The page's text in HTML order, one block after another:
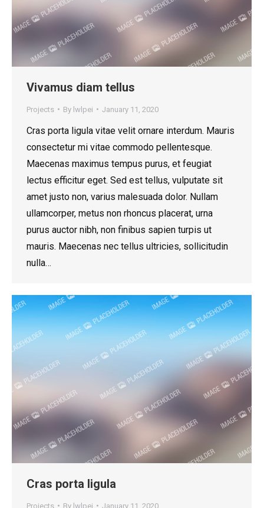
Vivamus diam tellus
Projects By lwlpei January 11, 2020
Cras porta ligula vitae velit ornare interdum. Mauris
consectetur mi vitae commodo pellentesque.
Maecenas maximus tempus purus, et feugiat
lectus efficitur eget. Sed est tellus, vulputate sit
amet justo non, varius malesuada dolor. Nullam
ullamcorper, metus non rhoncus placerat, urna
purus auctor nibh, non finibus sapien turpis ut
mauris. Maecenas nec tellus ultricies, sollicitudin
nulla…
Cras porta ligula
Projects By lwlpei January 11, 2020